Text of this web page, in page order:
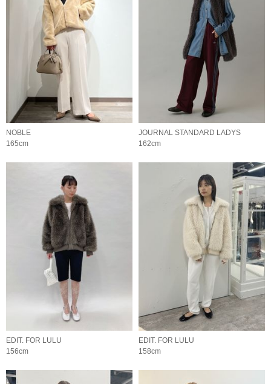
NOBLE
165cm
JOURNAL STANDARD LADYS
162cm
EDIT. FOR LULU
156cm
EDIT. FOR LULU
158cm